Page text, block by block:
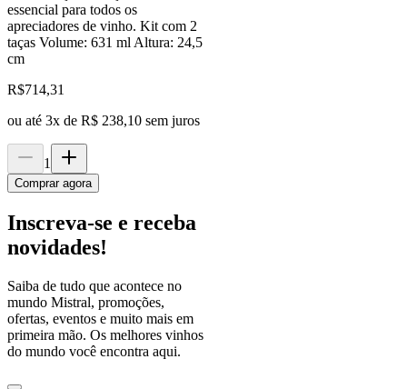
essencial para todos os
apreciadores de vinho. Kit com 2
taças Volume: 631 ml Altura: 24,5
cm
R$714,31
ou até 3x de R$ 238,10 sem juros
1
Comprar agora
Inscreva-se e receba
novidades!
Saiba de tudo que acontece no
mundo Mistral, promoções,
ofertas, eventos e muito mais em
primeira mão. Os melhores vinhos
do mundo você encontra aqui.